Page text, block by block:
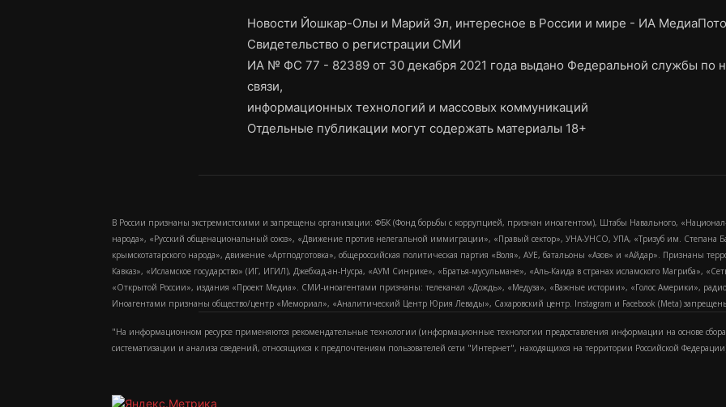
Новости Йошкар-Олы и Марий Эл, интересное в России и мире - ИА
Свидетельство о регистрации СМИ
ИА № ФС 77 - 82389 от 30 декабря 2021 года выдано Федеральной службы по
связи,
информационных технологий и массовых коммуникаций
Отдельные публикации могут содержать материалы 18+
В России признаны экстремистскими и запрещены организации: ФБК (Фонд борьбы с коррупцией, признан иноагентом), Штабы Навального,
народа», «Русский общенациональный союз», «Движение против нелегальной иммиграции», «Правый сектор», УНА-УНСО, УПА, «Тризуб им.
крымскотатарского народа», движение «Артподготовка», общероссийская политическая партия «Воля», АУЕ, батальоны «Азов» и «Айдар». Признаны
Кавказ», «Исламское государство» (ИГ, ИГИЛ), Джебхад-ан-Нусра, «АУМ Синрике», «Братья-мусульмане», «Аль-Каида в странах исламского Магриба»,
«Открытой России», издания «Проект Медиа». СМИ-иноагентами признаны: телеканал «Дождь», «Медуза», «Важные истории», «Голос Америки»,
Иноагентами признаны общество/центр «Мемориал», «Аналитический Центр Юрия Левады», Сахаровский центр. Instagram и Facebook (Metа)
"На информационном ресурсе применяются рекомендательные технологии (информационные технологии предоставления информации на основе
систематизации и анализа сведений, относящихся к предпочтениям пользователей сети "Интернет", находящихся на территории Российской